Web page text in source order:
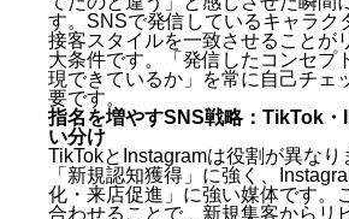
す。SNSで発信しているキャラク
接客スタイルを一致させることが
大条件です。「発信したコンセプ
現できているか」を常に自己チェ
要です。
指名を増やすSNS戦略：TikTok
い分け
TikTokとInstagramは役割が異なり
「新規認知獲得」に強く、
化・来店促進」に強い媒体です。
合わせることで、新規集客からリ